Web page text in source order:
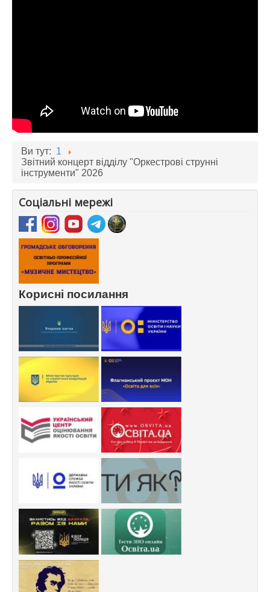
Ви тут: 1
Звітний концерт відділу "Оркестрові струнні
інструменти" 2026
Соціальні мережі
Корисні посилання